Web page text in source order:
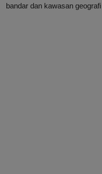
bandar dan kawasan